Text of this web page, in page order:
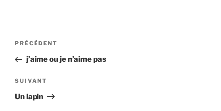
Navigation
l’article
Article
précédent
PRÉCÉDENT
j’aime ou je n’aime pas
Article
suivant
SUIVANT
Un lapin